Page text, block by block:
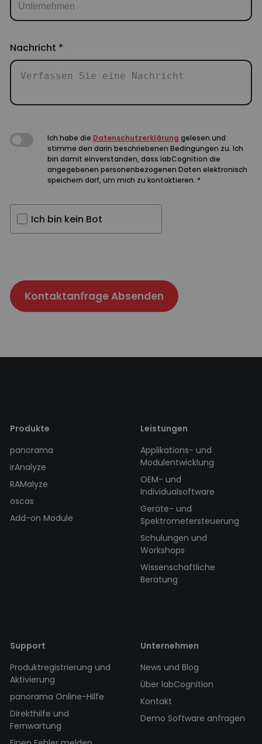
Nachricht *
Ich habe die Datenschutzerklärung gelesen und
stimme den darin beschriebenen Bedingungen zu. Ich
bin damit einverstanden, dass labCognition die
angegebenen personenbezogenen Daten elektronisch
speichern darf, um mich zu kontaktieren. *
Ich bin kein Bot
Kontaktanfrage Absenden
Produkte
panorama
irAnalyze
RAMalyze
oscas
Add-on Module
Leistungen
Applikations- und
Modulentwicklung
OEM- und
Individualsoftware
Geräte- und
Spektrometersteuerung
Schulungen und
Workshops
Wissenschaftliche
Beratung
Support
Produktregistrierung und
Aktivierung
panorama Online-Hilfe
Direkthilfe und
Fernwartung
Unternehmen
News und Blog
Über labCognition
Kontakt
Demo Software anfragen